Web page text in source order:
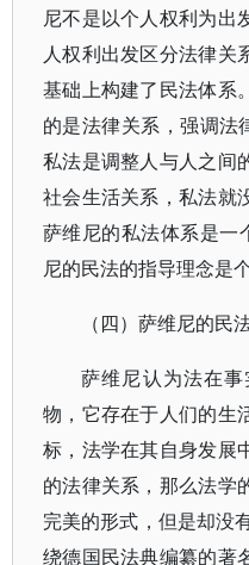
尼不是以个人权利为出
人权利出发区分法律关
基础上构建了民法体系
的是法律关系，强调法
私法是调整人与人之间
社会生活关系，私法就
萨维尼的私法体系是一
尼的民法的指导理念是
（四）萨维尼的民
萨维尼认为法在
物，它存在于人们的生
标，法学在其自身发展
的法律关系，那么法学
完美的形式，但是却没
绕德国民法典编纂的著